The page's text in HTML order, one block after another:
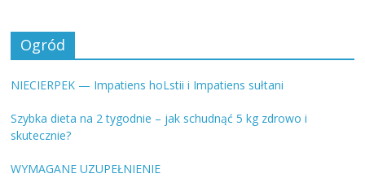
Ogród
NIECIERPEK — Impatiens hoLstii i Impatiens sułtani
Szybka dieta na 2 tygodnie – jak schudnąć 5 kg zdrowo i
skutecznie?
WYMAGANE UZUPEŁNIENIE